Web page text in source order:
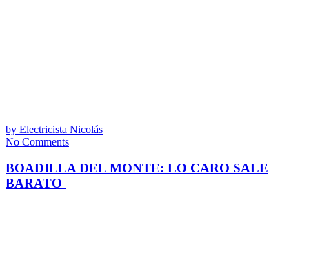
by Electricista Nicolás
No Comments
BOADILLA DEL MONTE: LO CARO SALE
BARATO